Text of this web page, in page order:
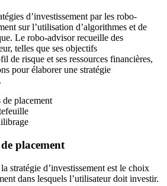
d’investissement par les robo-
sur l’utilisation d’algorithmes et de
Le robo-advisor recueille des
telles que ses objectifs
de risque et ses ressources financières,
pour élaborer une stratégie
placement
placement
stratégie d’investissement est le choix
dans lesquels l’utilisateur doit investir.